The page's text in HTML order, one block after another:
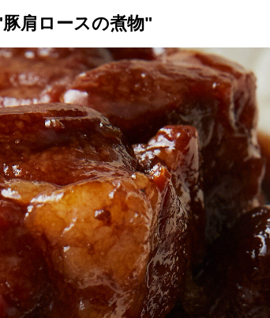
が教えるレシピ 厳選！店探し
肩ロースの煮物"